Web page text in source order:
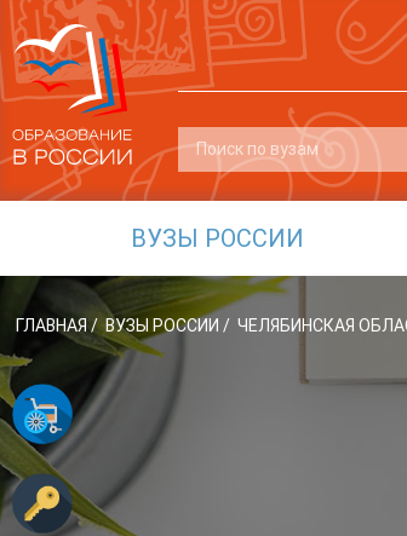
ВУЗЫ РОССИИ
ГЛАВНАЯ/ ВУЗЫ РОССИИ / ЧЕЛЯБИНСКАЯ